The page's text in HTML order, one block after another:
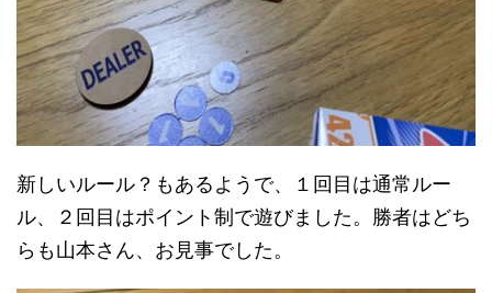
新しいルール？もあるようで、１回目は通常ルー
ル、２回目はポイント制で遊びました。勝者はどち
らも山本さん、お見事でした。